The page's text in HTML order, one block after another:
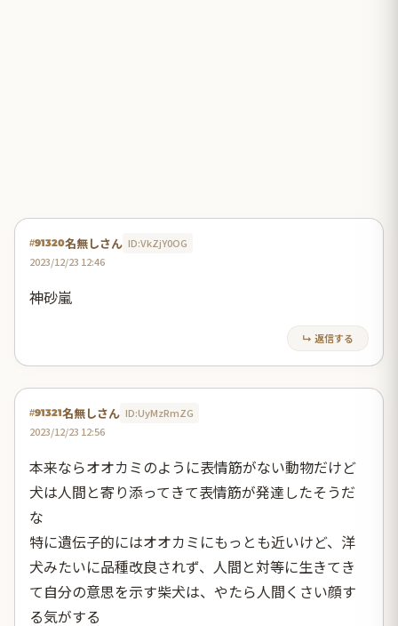
#91320名無しさん ID:VkZjY0OG
2023/12/23 12:46
神砂嵐
↳ 返信する
#91321名無しさん ID:UyMzRmZG
2023/12/23 12:56
本来ならオオカミのように表情筋がない動物だけど
犬は人間と寄り添ってきて表情筋が発達したそうだ
な
特に遺伝子的にはオオカミにもっとも近いけど、洋
犬みたいに品種改良されず、人間と対等に生きてき
て自分の意思を示す柴犬は、やたら人間くさい顔す
る気がする